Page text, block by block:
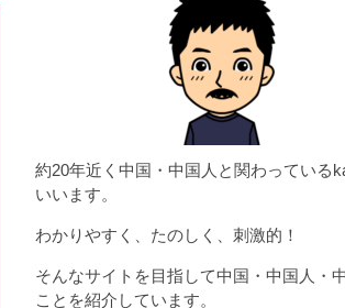
約20年近く中国・中国人と関わっている
いいます。
わかりやすく、たのしく、刺激的！
そんなサイトを目指して中国・中国人・
ことを紹介しています。